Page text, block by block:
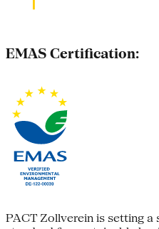
EMAS Certification:
PACT Zollverein is setting a